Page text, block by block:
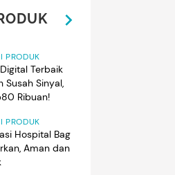
PRODUK
Terbaik
Susah Sinyal,
Ribuan!
PRODUK
Hospital Bag
Aman dan